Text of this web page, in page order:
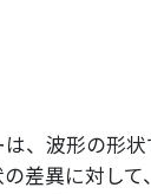
、波形の形
差異に対し